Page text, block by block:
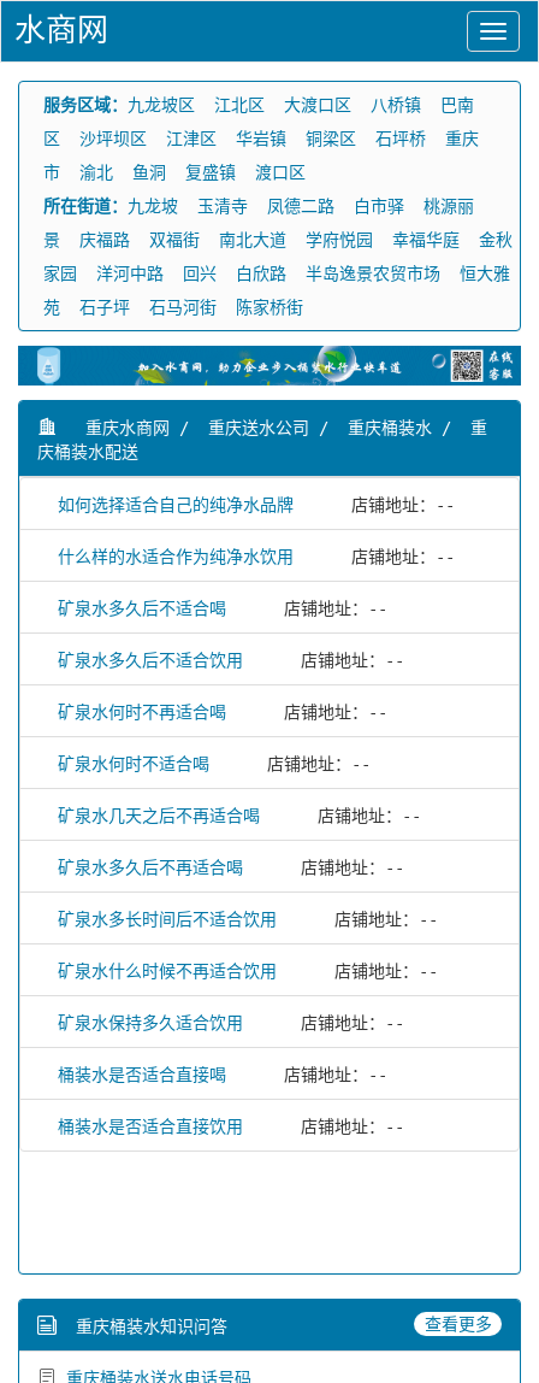
水商网
服务区域： 九龙坡区 江北区 大渡口区 八桥镇
巴南
区
沙坪坝区 江津区 华岩镇 铜梁区 石坪桥
重庆
市
渝北 鱼洞 复盛镇
渡口区
所在街道： 九龙坡 玉清寺 凤德二路 白市驿
桃源丽
景
庆福路 双福街 南北大道 学府悦园 幸福华庭
金秋
家园
洋河中路 回兴 白欣路 半岛逸景农贸市场
恒大雅
苑
石子坪 石马河街 陈家桥街
重庆水商网 / 重庆送水公司 / 重庆桶装水 / 重
庆桶装水配送
如何选择适合自己的纯净水品牌 店铺地址：--
什么样的水适合作为纯净水饮用 店铺地址：--
矿泉水多久后不适合喝 店铺地址：--
矿泉水多久后不适合饮用 店铺地址：--
矿泉水何时不再适合喝 店铺地址：--
矿泉水何时不适合喝 店铺地址：--
矿泉水几天之后不再适合喝 店铺地址：--
矿泉水多久后不再适合喝 店铺地址：--
矿泉水多长时间后不适合饮用 店铺地址：--
矿泉水什么时候不再适合饮用 店铺地址：--
矿泉水保持多久适合饮用 店铺地址：--
桶装水是否适合直接喝 店铺地址：--
桶装水是否适合直接饮用 店铺地址：--
重庆桶装水知识问答 查看更多
重庆桶装水送水电话号码